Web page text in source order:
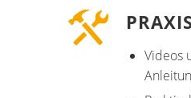
Videos